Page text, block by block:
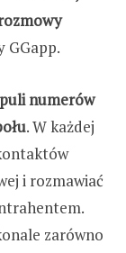
puli numerów
. W każdej
i rozmawiać
zarówno